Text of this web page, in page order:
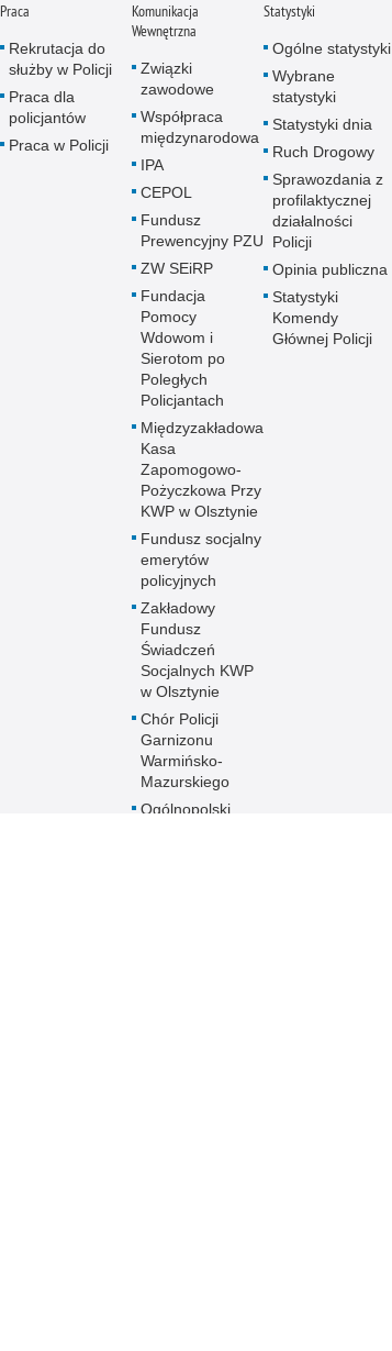
Praca
Rekrutacja do
służby w Policji
Praca dla
policjantów
Praca w Policji
Komunikacja
Wewnętrzna
Związki
zawodowe
Współpraca
międzynarodowa
IPA
CEPOL
Fundusz
Prewencyjny PZU
ZW SEiRP
Fundacja
Pomocy
Wdowom i
Sierotom po
Poległych
Policjantach
Międzyzakładowa
Kasa
Zapomogowo-
Pożyczkowa Przy
KWP w Olsztynie
Fundusz socjalny
emerytów
policyjnych
Zakładowy
Fundusz
Świadczeń
Socjalnych KWP
w Olsztynie
Chór Policji
Garnizonu
Warmińsko-
Mazurskiego
Ogólnopolski
Statystyki
Ogólne statystyki
Wybrane
statystyki
Statystyki dnia
Ruch Drogowy
Sprawozdania z
profilaktycznej
działalności
Policji
Opinia publiczna
Statystyki
Komendy
Głównej Policji